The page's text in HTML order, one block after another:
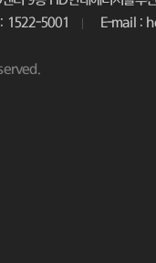
: 1522-5001 E-mail :